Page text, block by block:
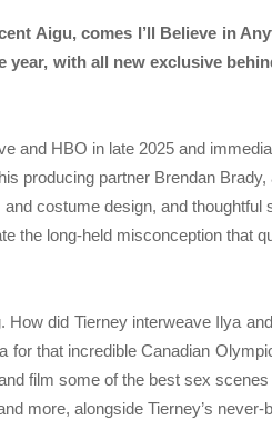
Aigu, comes I’ll Believe in
with all new exclusive
and HBO in late 2025 and
producing partner Brendan Brady,
costume design, and thoughtful
the long-held misconception that
How did Tierney interweave Ilya
for that incredible Canadian
film some of the best sex scenes
more, alongside Tierney’s never-